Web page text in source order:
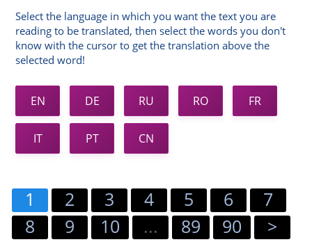
Select the language in which you want the text you are
reading to be translated, then select the words you don't
know with the cursor to get the translation above the
selected word!
EN DE RU RO FR
IT PT CN
1 2 3 4 5 6
7
8
9 10 ... 89 90 >